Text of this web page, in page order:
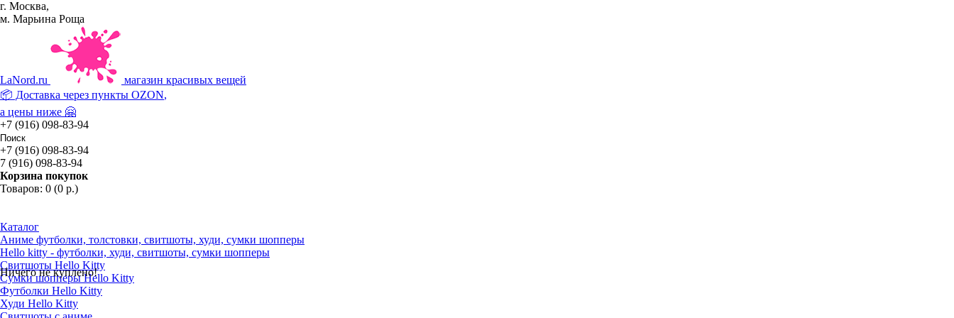
г. Москва,
м. Марьина Роща
LaNord.ru
магазин красивых вещей
📦 Доставка через пункты OZON,
а цены ниже 🤗
+7 (916) 098-83-94
+7 (916) 098-83-94
7 (916) 098-83-94
Корзина покупок
Товаров: 0 (0 р.)
Ничего не куплено!
Каталог
Аниме футболки, толстовки, свитшоты, худи, сумки шопперы
Hello kitty - футболки, худи, свитшоты, сумки шопперы
Свитшоты Hello Kitty
Сумки шопперы Hello Kitty
Футболки Hello Kitty
Худи Hello Kitty